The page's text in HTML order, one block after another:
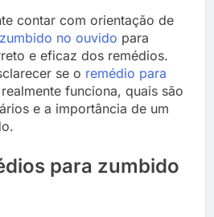
contar com orientação de
no ouvido para
e eficaz dos remédios.
se o remédio para
realmente funciona, quais são
e a importância de um
para zumbido